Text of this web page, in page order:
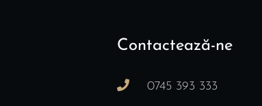
Contactează-ne
0745 393 333